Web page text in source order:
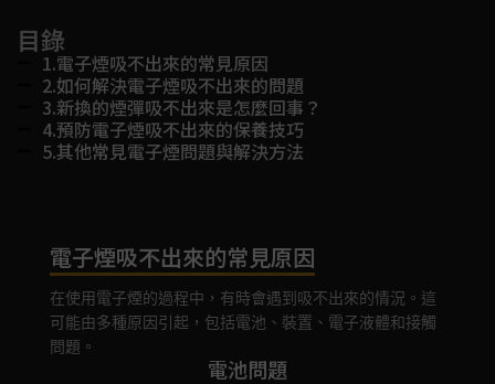
目錄
1.電子煙吸不出來的常見原因
2.如何解決電子煙吸不出來的問題
3.新換的煙彈吸不出來是怎麼回事？
4.預防電子煙吸不出來的保養技巧
5.其他常見電子煙問題與解決方法
電子煙吸不出來的常見原因
在使用電子煙的過程中，有時會遇到吸不出來的情況。這
可能由多種原因引起，包括電池、裝置、電子液體和接觸
問題。
電池問題